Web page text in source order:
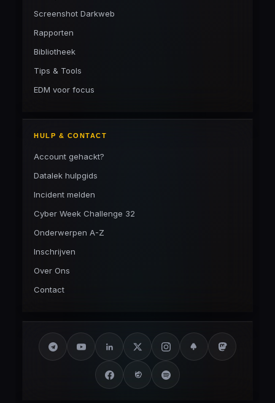
Screenshot Darkweb
Rapporten
Bibliotheek
Tips & Tools
EDM voor focus
HULP & CONTACT
Account gehackt?
Datalek hulpgids
Incident melden
Cyber Week Challenge 32
Onderwerpen A-Z
Inschrijven
Over Ons
Contact